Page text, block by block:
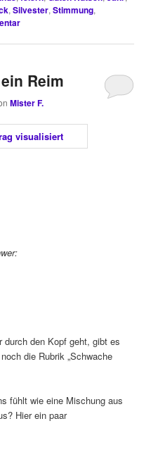
,Silvester,Stimmung,
Reim
Mister F.
durch den Kopf geht, gibt es
die Rubrik „Schwache
fühlt wie eine Mischung aus
Hier ein paar